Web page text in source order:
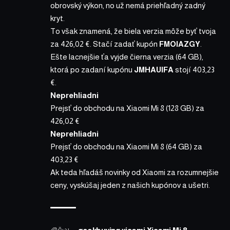
obrovský výkon, no už nemá priehľadný zadný
kryt.
To však znamená, že biela verzia môže byť tvoja
za 426,02 € . Stačí zadať kupón FMOIAZGY
Ešte lacnejšie ťa vyjde čierna verzia (64 GB),
ktorá po zadaní kupónu JMHAUIFA stojí 403,23
€
Neprehliadni
Prejsť do obchodu na Xiaomi Mi 8 (128 GB) za
426,02 €
Neprehliadni
Prejsť do obchodu na Xiaomi Mi 8 (64 GB) za
403,23 €
Ak teda hľadáš novinky od Xiaomi za rozumnejšie
ceny, vyskúšaj jeden z našich kupónov a ušetri.